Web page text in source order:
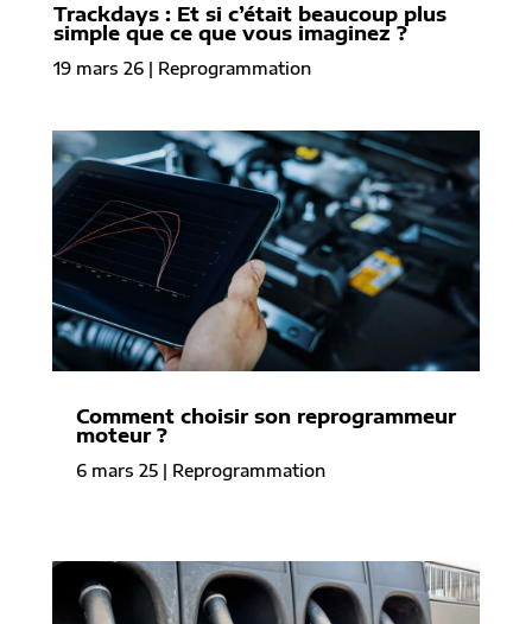
Trackdays : Et si c’était beaucoup plus
simple que ce que vous imaginez ?
19 mars 26| Reprogrammation
Comment choisir son reprogrammeur
moteur ?
6 mars 25| Reprogrammation